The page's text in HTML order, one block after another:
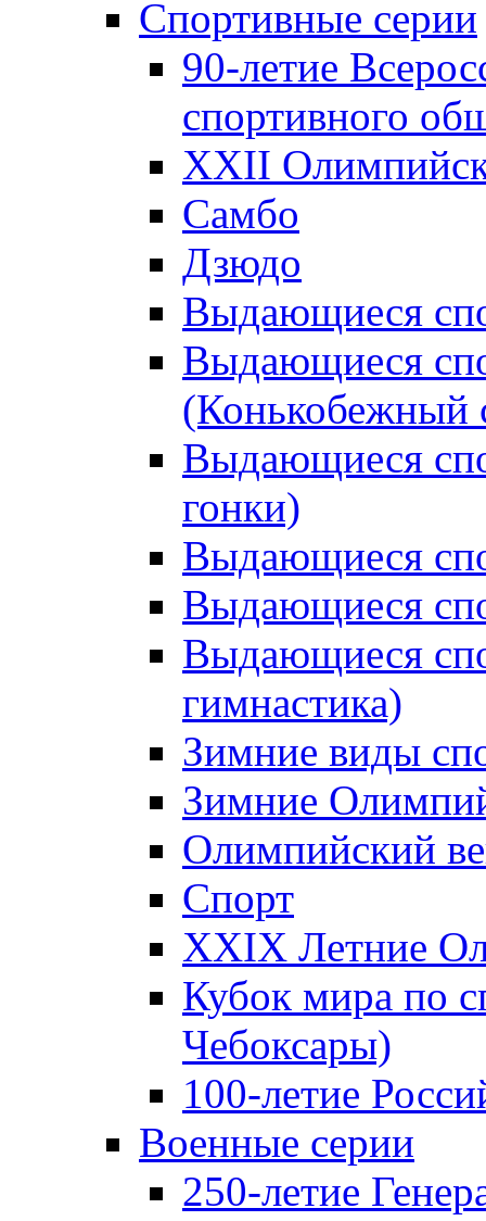
Спортивные серии
90-летие
спортивного
XXII
Самбо
Дзюдо
Выдающиеся
Выдающиеся
(Конькобежный
Выдающиеся
гонки)
Выдающиеся
Выдающиеся
Выдающиеся
гимнастика)
Зимние виды
Зимние
Олимпийский
Спорт
XXIX Летние
Кубок мира по
Чебоксары)
100-летие
Военные серии
250-летие